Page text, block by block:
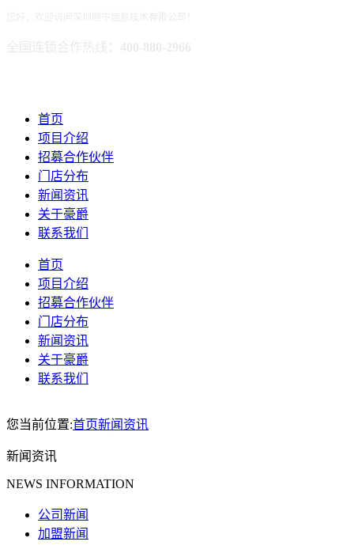
首页
项目介绍
招募合作伙伴
门店分布
新闻资讯
关于豪爵
联系我们
首页
项目介绍
招募合作伙伴
门店分布
新闻资讯
关于豪爵
联系我们
您当前位置:首页新闻资讯
新闻资讯
NEWS INFORMATION
公司新闻
加盟新闻